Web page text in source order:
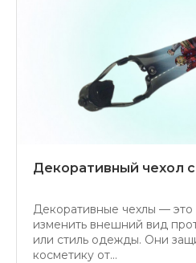
Декоративный чехол
Декоративные чехлы — это
изменить внешний вид
или стиль одежды. Они
косметику от...